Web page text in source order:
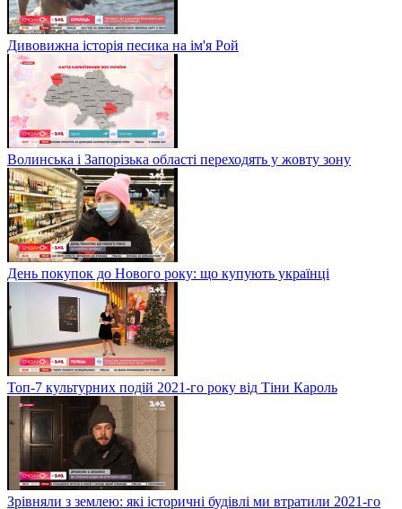
Дивовижна історія песика на ім'я Рой
Волинська і Запорізька області переходять у жовту зону
День покупок до Нового року: що купують українці
Топ-7 культурних подій 2021-го року від Тіни Кароль
Зрівняли з землею: які історичні будівлі ми втратили 2021-го